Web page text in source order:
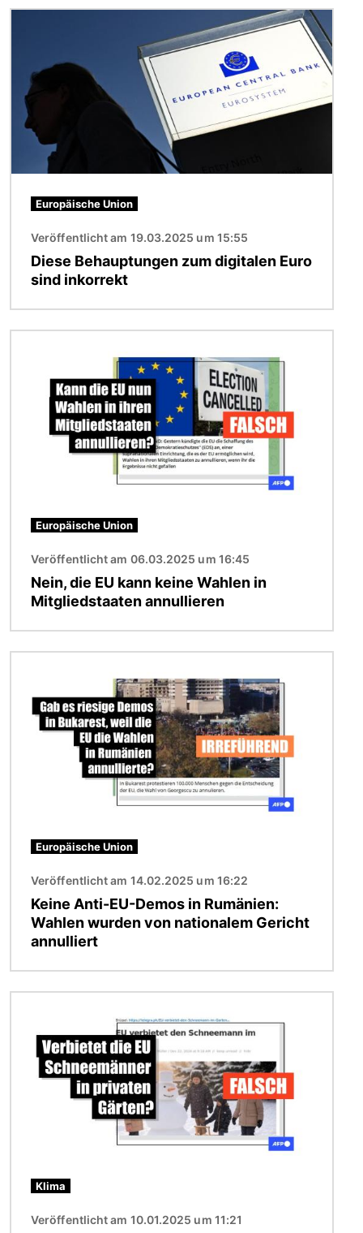
Europäische Union
Veröffentlicht am 19.03.2025 um 15:55
Diese Behauptungen zum digitalen Euro
sind inkorrekt
Europäische Union
Veröffentlicht am 06.03.2025 um 16:45
Nein, die EU kann keine Wahlen in
Mitgliedstaaten annullieren
Europäische Union
Veröffentlicht am 14.02.2025 um 16:22
Keine Anti-EU-Demos in Rumänien:
Wahlen wurden von nationalem Gericht
annulliert
Klima
Veröffentlicht am 10.01.2025 um 11:21